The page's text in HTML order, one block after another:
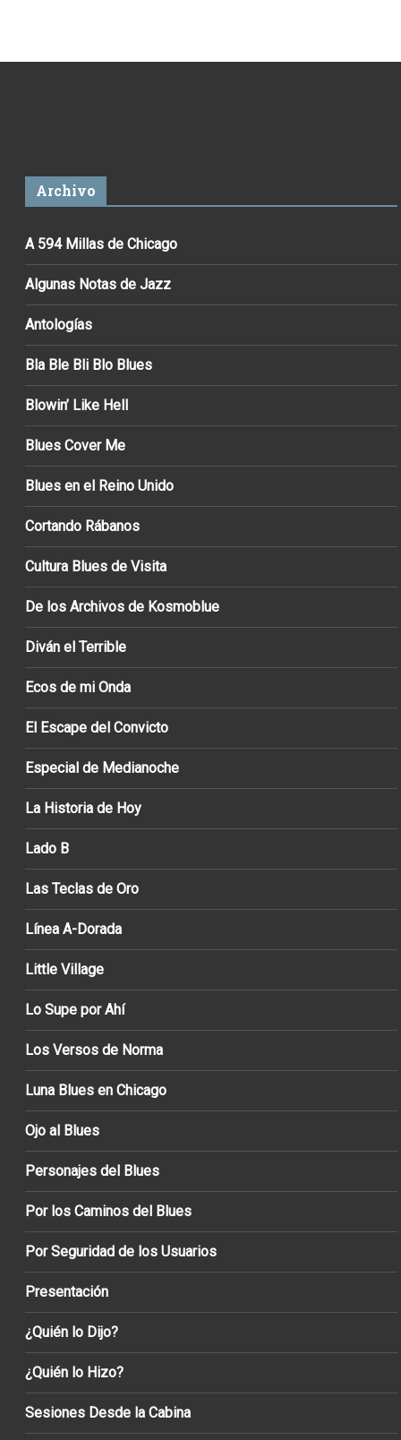
Archivo
A 594 Millas de Chicago
Algunas Notas de Jazz
Antologías
Bla Ble Bli Blo Blues
Blowin’ Like Hell
Blues Cover Me
Blues en el Reino Unido
Cortando Rábanos
Cultura Blues de Visita
De los Archivos de Kosmoblue
Diván el Terrible
Ecos de mi Onda
El Escape del Convicto
Especial de Medianoche
La Historia de Hoy
Lado B
Las Teclas de Oro
Línea A-Dorada
Little Village
Lo Supe por Ahí
Los Versos de Norma
Luna Blues en Chicago
Ojo al Blues
Personajes del Blues
Por los Caminos del Blues
Por Seguridad de los Usuarios
Presentación
¿Quién lo Dijo?
¿Quién lo Hizo?
Sesiones Desde la Cabina